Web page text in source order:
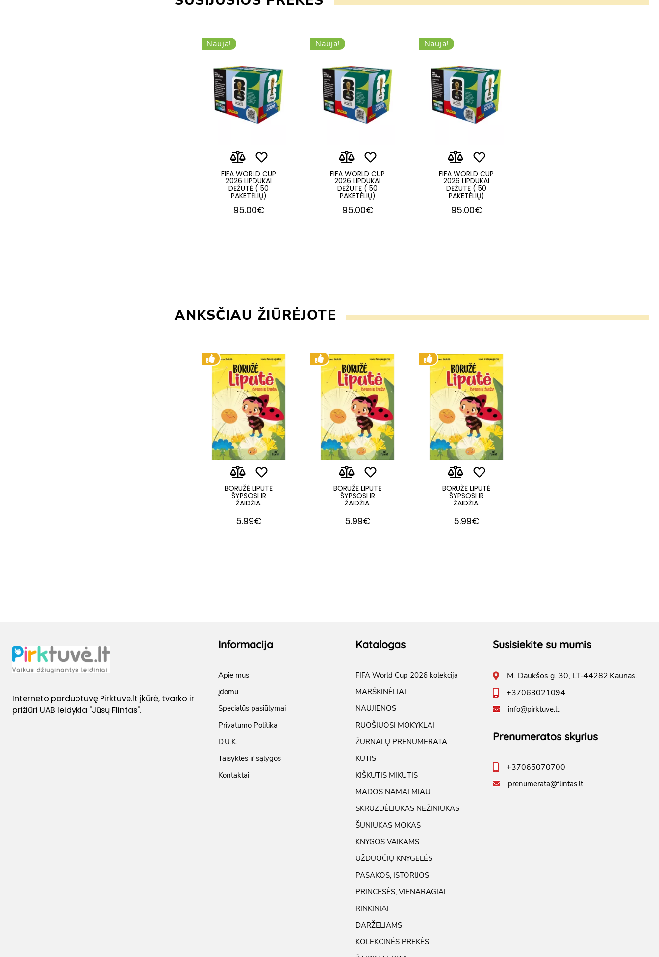
Nauja!
FIFA WORLD CUP
2026 LIPDUKAI
DĖŽUTĖ ( 50
PAKETĖLIŲ)
95.00€
Nauja!
FIFA WORLD CUP
2026 LIPDUKAI
DĖŽUTĖ ( 50
PAKETĖLIŲ)
95.00€
Nauja!
FIFA WORLD CUP
2026 LIPDUKAI
DĖŽUTĖ ( 50
PAKETĖLIŲ)
95.00€
ANKSČIAU ŽIŪRĖJOTE
BORUŽĖ LIPUTĖ
ŠYPSOSI IR
ŽAIDŽIA.
5.99€
BORUŽĖ LIPUTĖ
ŠYPSOSI IR
ŽAIDŽIA.
5.99€
BORUŽĖ LIPUTĖ
ŠYPSOSI IR
ŽAIDŽIA.
5.99€
Interneto parduotuvę Pirktuve.lt įkūrė, tvarko ir
prižiūri UAB leidykla "Jūsų Flintas".
Informacija
Apie mus
įdomu
Specialūs pasiūlymai
Privatumo Politika
D.U.K.
Taisyklės ir sąlygos
Kontaktai
Katalogas
FIFA World Cup 2026 kolekcija
MARŠKINĖLIAI
NAUJIENOS
RUOŠIUOSI MOKYKLAI
ŽURNALŲ PRENUMERATA
KUTIS
KIŠKUTIS MIKUTIS
MADOS NAMAI MIAU
SKRUZDĖLIUKAS NEŽINIUKAS
ŠUNIUKAS MOKAS
KNYGOS VAIKAMS
UŽDUOČIŲ KNYGELĖS
PASAKOS, ISTORIJOS
PRINCESĖS, VIENARAGIAI
RINKINIAI
DARŽELIAMS
KOLEKCINĖS PREKĖS
Susisiekite su mumis
M. Daukšos g. 30, LT-44282 Kaunas.
+37063021094
info@pirktuve.lt
Prenumeratos skyrius
+37065070700
prenumerata@flintas.lt